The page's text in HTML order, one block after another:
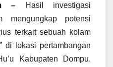
–
Hasil investigasi
mengungkap potensi
terkait sebuah kolam
di lokasi pertambangan
Kabupaten Dompu.